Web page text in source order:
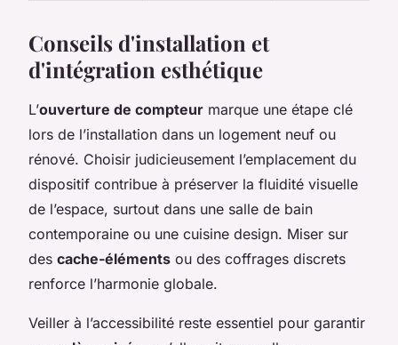
Conseils d'installation et
d'intégration esthétique
L’ouverture de compteur marque une étape clé
lors de l’installation dans un logement neuf ou
rénové. Choisir judicieusement l’emplacement du
dispositif contribue à préserver la fluidité visuelle
de l’espace, surtout dans une salle de bain
contemporaine ou une cuisine design. Miser sur
des cache-éléments ou des coffrages discrets
renforce l’harmonie globale.
Veiller à l’accessibilité reste essentiel pour garantir